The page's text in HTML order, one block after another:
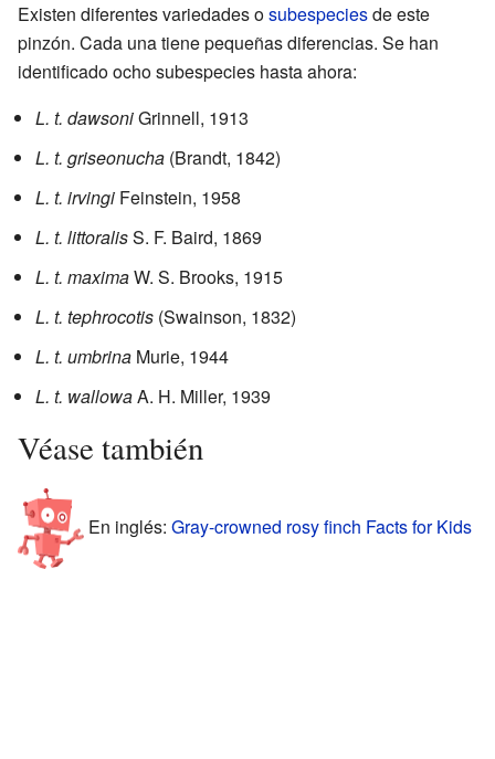
Existen diferentes variedades osubespeciesde este
pinzón. Cada una tiene pequeñas diferencias. Se han
identificado ocho subespecies hasta ahora:
L. t. dawsoniGrinnell, 1913
L. t. griseonucha (Brandt, 1842)
L. t. irvingi Feinstein, 1958
L. t. littoralisS. F. Baird, 1869
L. t. maximaW. S. Brooks, 1915
L. t. tephrocotis (Swainson, 1832)
L. t. umbrina Murie, 1944
L. t. wallowaA. H. Miller, 1939
Véase también
En inglés: Gray-crowned rosy finch Facts for Kids